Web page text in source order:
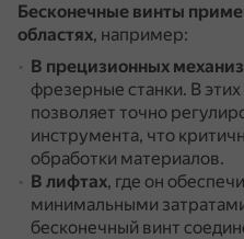
Бесконечные винты
областях, например:
В прецизионных
фрезерные станки. В
позволяет точно
инструмента, что
обработки материалов.
В лифтах, где он
минимальными
бесконечный винт